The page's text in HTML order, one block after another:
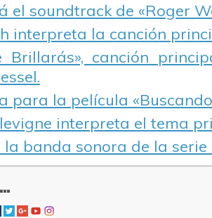
el soundtrack de «Roger
interpreta la canción
Brillarás», canción
para la película
interpreta el tema
la banda sonora de la serie